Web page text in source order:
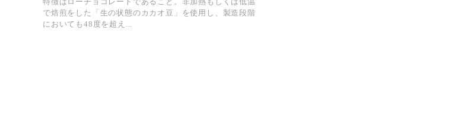
で焙煎をした「生の状態のカカオ豆」を使用し、製造段階
においても48度を超え...